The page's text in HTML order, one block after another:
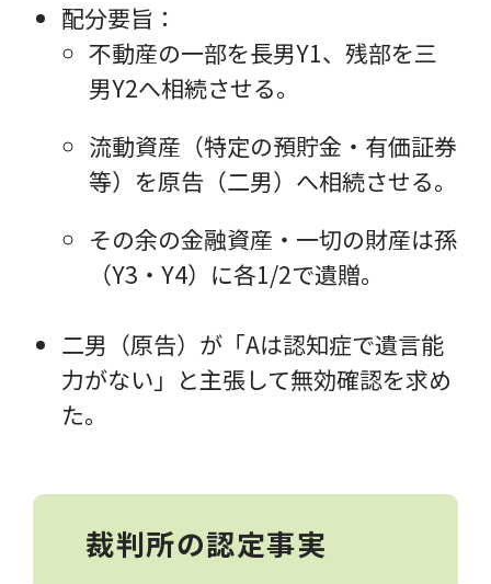
配分要旨：
不動産の一部を長男Y1、残部を三
男Y2へ相続させる。
流動資産（特定の預貯金・有価証券
等）を原告（二男）へ相続させる。
その余の金融資産・一切の財産は孫
（Y3・Y4）に各1/2で遺贈。
二男（原告）が「Aは認知症で遺言能
力がない」と主張して無効確認を求め
た。
裁判所の認定事実